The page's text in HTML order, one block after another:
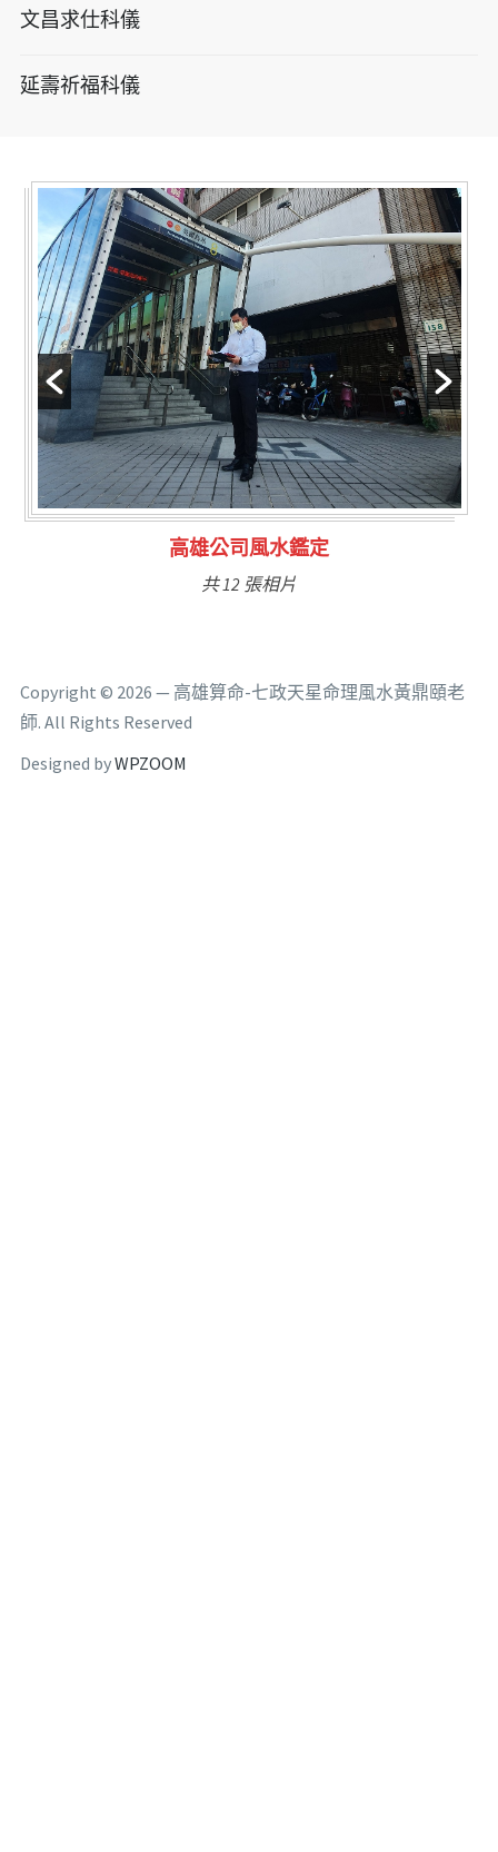
文昌求仕科儀
延壽祈福科儀
林氏福主量子生基造命
Copyright © 2026 — 高雄算命-七政天星命理風水黃鼎頤老
師. All Rights Reserved
Designed byWPZOOM